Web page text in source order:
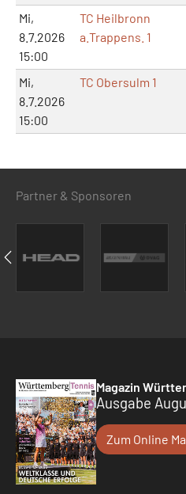
Mi,
8.7.2026
15:00
TC Heilbronn
a.Trappens. 1
Mi,
8.7.2026
15:00
TC Obersulm 1
Partner & Sponsoren
Magazin
Ausgabe
Zum Online